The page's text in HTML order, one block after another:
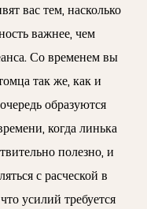
вас тем, насколько
важнее, чем
Со временем вы
так же, как и
образуются
когда линька
полезно, и
с расческой в
усилий требуется